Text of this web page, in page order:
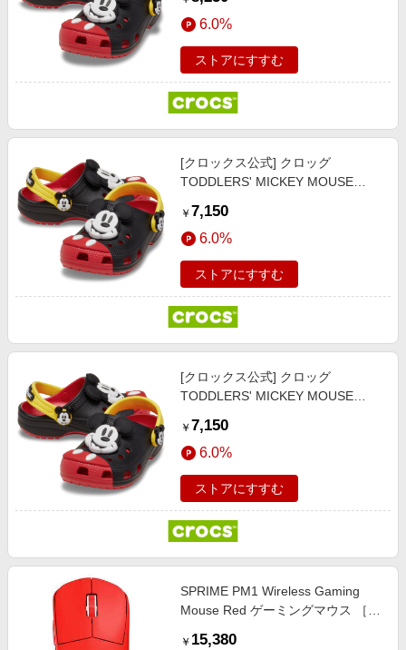
18cm 【18～21cm】ミッキーマウ
ス / クラシック クロッグ
6.0%
ストアにすすむ
[クロックス公式] クロッグ
TODDLERS' MICKEY MOUSE
男の子、女の子 15.5cm 【14～
17.5cm】ミッキーマウス / クラシ
ック クロッグ
￥ 7,150
6.0%
ストアにすすむ
[クロックス公式] クロッグ
TODDLERS' MICKEY MOUSE
男の子、女の子 14cm 【14～
17.5cm】ミッキーマウス / クラシ
ック クロッグ
￥ 7,150
6.0%
ストアにすすむ
SPRIME PM1 Wireless Gaming
Mouse Red ゲーミングマウス ［光
￥ 15,380